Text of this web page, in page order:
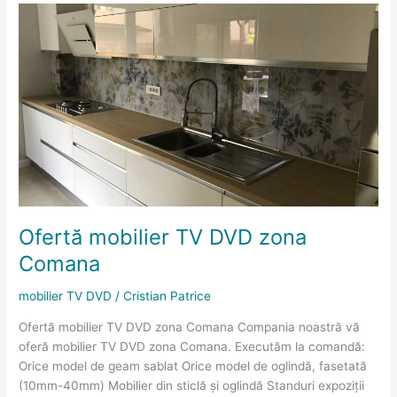
Ofertă mobilier TV DVD zona
Comana
mobilier TV DVD /Cristian Patrice
Ofertă mobilier TV DVD zona Comana Compania noastră vă
oferă mobilier TV DVD zona Comana. Executăm la comandă:
Orice model de geam sablat Orice model de oglindă, fasetată
(10mm-40mm) Mobilier din sticlă și oglindă Standuri expoziții
Ofertă
mobilier
Comana